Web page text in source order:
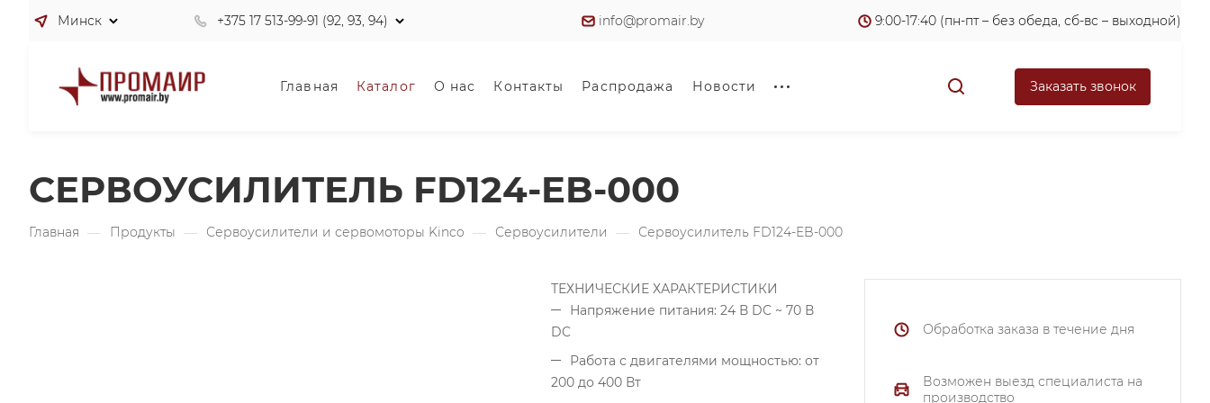
Минск +375 17 513-99-91 (92, 93, 94) info@promair.by 9:00-17:40 (пн-пт – без обеда, сб-вс – выходной)
Главная Каталог О нас Контакты Распродажа Новости Заказать звонок
СЕРВОУСИЛИТЕЛЬ FD124-EB-000
Главная — Продукты — Сервоусилители и сервомоторы Kinco — Сервоусилители — Сервоусилитель FD124-EB-000
Обработка заказа в течение дня
Возможен выезд специалиста на
производство
ТЕХНИЧЕСКИЕ ХАРАКТЕРИСТИКИ
Напряжение питания: 24 В DC ~ 70 В
DC
Работа с двигателями мощностью: от
200 до 400 Вт